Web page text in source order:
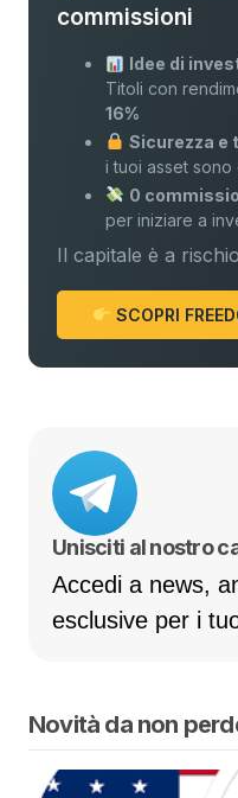
commissioni
Idee di
Titoli con
16%
Sicurezza e
i tuoi asset sono
0
per iniziare a
Il capitale è a
SCOPRI
Unisciti al nostro
Accedi a news,
esclusive per i
Novità da non